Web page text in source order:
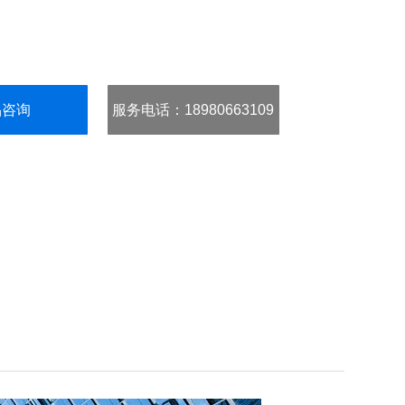
询 服务电话 ：18980663109